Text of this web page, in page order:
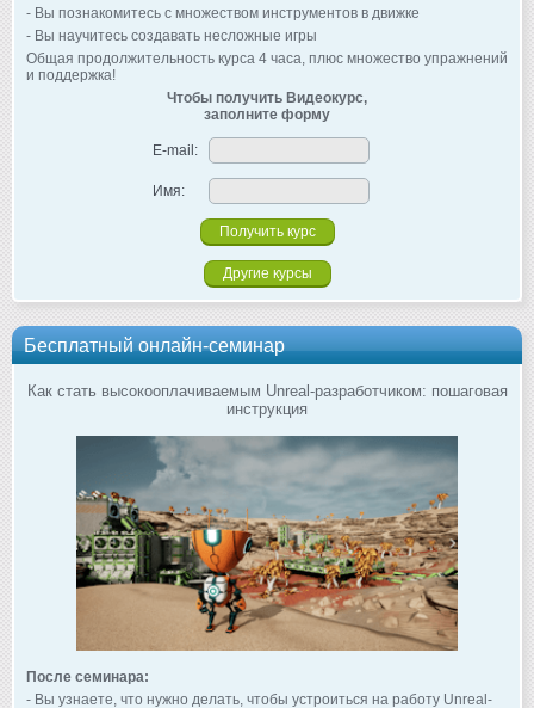
- Вы познакомитесь с множеством инструментов в движке
- Вы научитесь создавать несложные игры
Общая продолжительность курса 4 часа, плюс множество упражнений
и поддержка!
Чтобы получить Видеокурс,
заполните форму
E-mail:
Имя:
Другие курсы
Бесплатный онлайн-семинар
Как стать высокооплачиваемым Unreal-разработчиком: пошаговая
инструкция
После семинара:
- Вы узнаете, что нужно делать, чтобы устроиться на работу Unreal-